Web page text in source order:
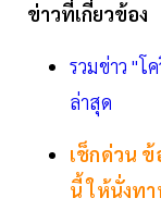
ข่าวที่เกี่ยวข้อง
รวมข่าว "
ล่าสุด
เช็กด่วน ข้
นี้ ให้นั่งท